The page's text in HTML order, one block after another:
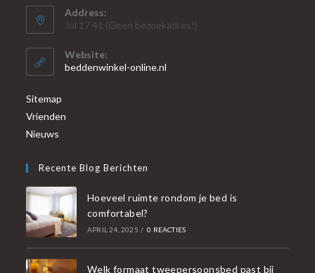
Address:
Jol 17 41 (Geen bezoekadres!)
Website:
beddenwinkel-online.nl
Sitemap
Vrienden
Nieuws
Recente Blog Berichten
Hoeveel ruimte rondom je bed is
comfortabel?
APRIL 24, 2025 / 0 REACTIES
Welk formaat tweepersoonsbed past bij